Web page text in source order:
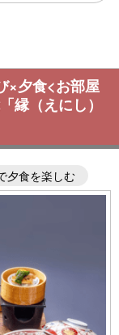
×夕食<お部屋
縁（えにし）
夕食を楽しむ